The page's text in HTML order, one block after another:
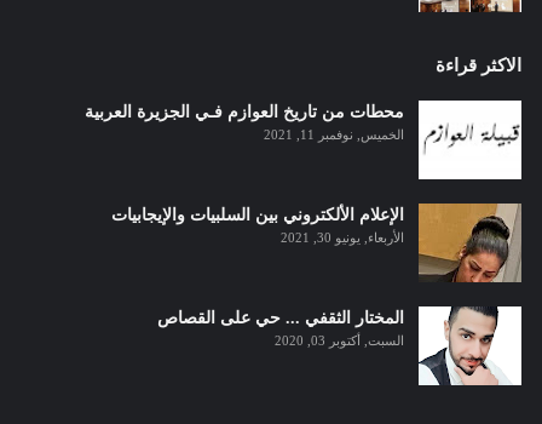
الاكثر قراءة
محطات من تاريخ العوازم فـي الجزيرة العربية
الخميس, نوفمبر 11, 2021
الإعلام الألكتروني بين السلبيات والإيجابيات
الأربعاء, يونيو 30, 2021
المختار الثقفي ... حي على القصاص
السبت, أكتوبر 03, 2020